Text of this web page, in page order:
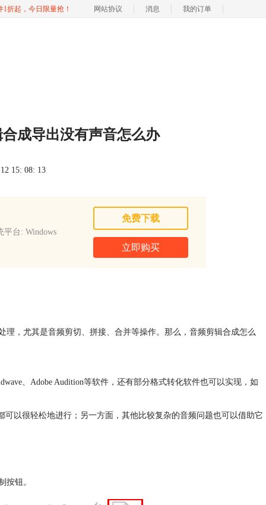
折起，今日限量抢！ 网站协议 消息 我的订单
成导出没有声音怎么办
15: 08: 13
平台: Windows
免费下载
立即购买
，尤其是音频剪切、拼接、合并等操作。那么，音频剪辑合成怎么
、Adobe Audition等软件，还有部分格式转化软件也可以实现，如
以很轻松地进行；另一方面，其他比较复杂的音频问题也可以借助它
按钮。